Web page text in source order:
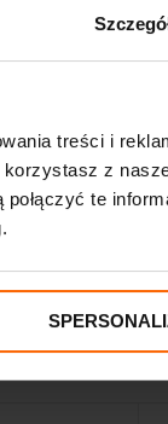
treści i
z
te
cząsteczek i
w
stawu.